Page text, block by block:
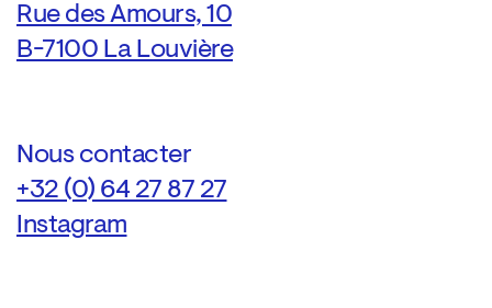
Rue des Amours, 10
B-7100 La Louvière
Nous contacter
+32 (0) 64 27 87 27
Instagram